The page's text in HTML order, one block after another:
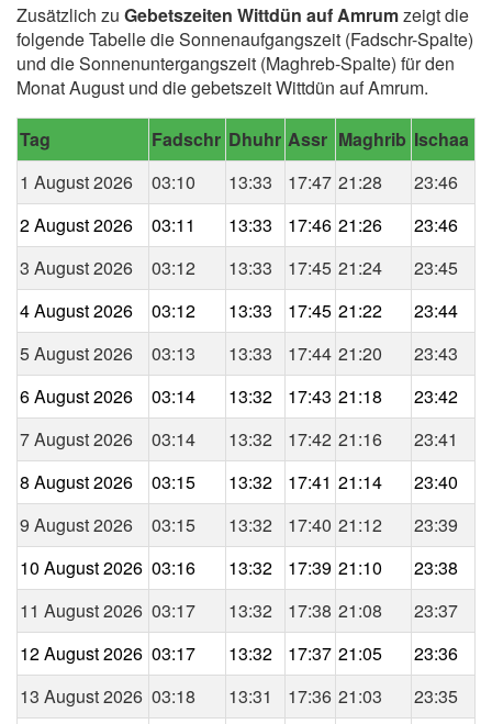
Zusätzlich zu Gebetszeiten Wittdün auf Amrumzeigt die
folgende Tabelle die Sonnenaufgangszeit (Fadschr-Spalte)
und die Sonnenuntergangszeit (Maghreb-Spalte) für den
Monat August und die gebetszeit Wittdün auf Amrum.
Tag Fadschr Dhuhr Assr Maghrib Ischaa
1 August 2026
03:10 13:33 17:47 21:28
23:46
2 August 2026
03:11 13:33 17:46 21:26
23:46
3 August 2026
03:12 13:33 17:45 21:24
23:45
4 August 2026
03:12 13:33 17:45 21:22
23:44
5 August 2026
03:13 13:33 17:44 21:20
23:43
6 August 2026
03:14 13:32 17:43 21:18
23:42
7 August 2026
03:14 13:32 17:42 21:16
23:41
8 August 2026
03:15 13:32 17:41 21:14
23:40
9 August 2026
03:15 13:32 17:40 21:12
23:39
10 August 2026 03:16 13:32 17:39 21:10
23:38
11 August 2026 03:17 13:32 17:38 21:08
23:37
12 August 2026 03:17 13:32 17:37 21:05
23:36
13 August 2026 03:18 13:31 17:36 21:03
23:35